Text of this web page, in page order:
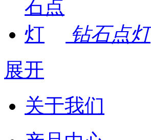
钻石点灯
展开
关于我们